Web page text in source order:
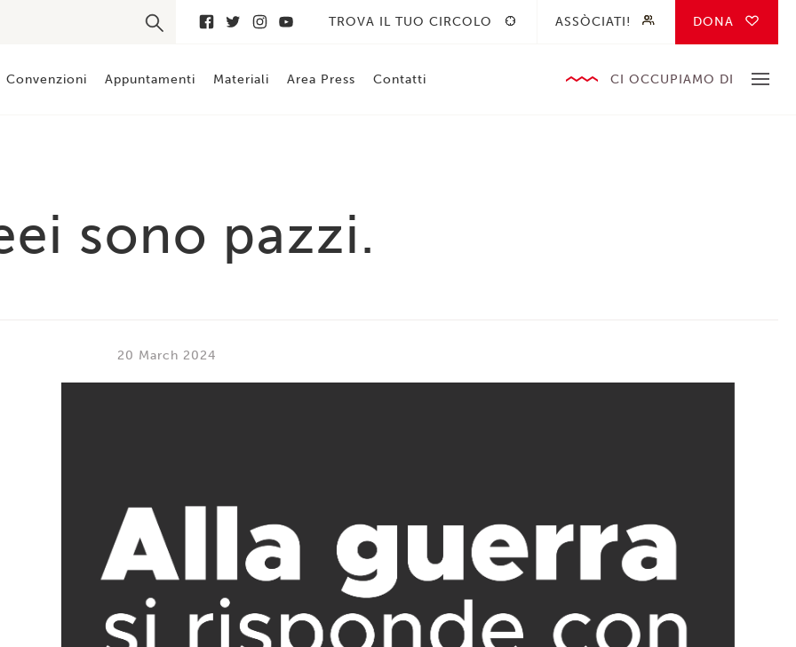
TROVA IL TUO CIRCOLO ASSÒCIATI! DONA
Convenzioni Appuntamenti Materiali Area Press Contatti CI OCCUPIAMO DI
sono pazzi.
20 March 2024